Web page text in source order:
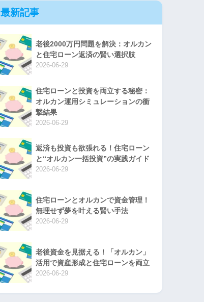
最新記事
老後2000万円問題を解決：オルカン
と住宅ローン返済の賢い選択肢
2026-06-29
住宅ローンと投資を両立する秘密：
オルカン運用シミュレーションの衝
撃結果
2026-06-29
返済も投資も欲張れる！住宅ローン
と“オルカン一括投資”の実践ガイド
2026-06-29
住宅ローンとオルカンで資金管理！
無理せず夢を叶える賢い手法
2026-06-29
老後資金を見据える！「オルカン」
活用で資産形成と住宅ローンを両立
2026-06-29